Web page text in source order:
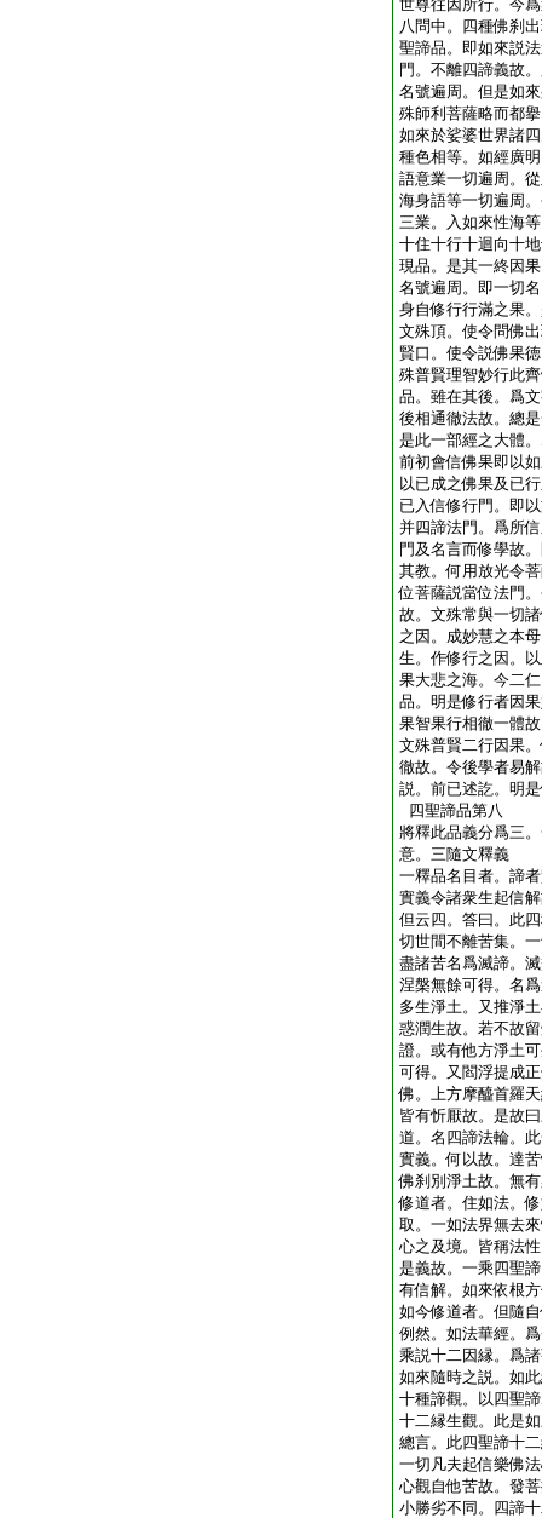
世尊往因所行。今
八問中。四種佛刹
聖諦品。即如來説
門。不離四諦義故
名號遍周。但是如
殊師利菩薩略而都
如來於娑婆世界諸
種色相等。如經廣
語意業一切遍周。
海身語等一切遍周
三業。入如來性海
十住十行十迴向十
現品。是其一終因
名號遍周。即一切
身自修行行滿之果
文殊頂。使令問佛
賢口。使令説佛果
殊普賢理智妙行此
品。雖在其後。爲
後相通徹法故。總
是此一部經之大體
前初會信佛果即以
以已成之佛果及已
已入信修行門。即
并四諦法門。爲所
門及名言而修學故
其教。何用放光令
位菩薩説當位法門
故。文殊常與一切
之因。成妙慧之本
生。作修行之因。
果大悲之海。今二
品。明是修行者因
果智果行相徹一體
文殊普賢二行因果
徹故。令後學者易
説。前已述訖。明
四聖諦品第八
將釋此品義分爲三
意。三隨文釋義
一釋品名目者。諦
實義令諸衆生起信
但云四。答曰。此
切世間不離苦集。
盡諸苦名爲滅諦。
涅槃無餘可得。名
多生淨土。又推淨
惑潤生故。若不故
證。或有他方淨土
可得。又閻浮提成
佛。上方摩醯首羅
皆有忻厭故。是故
道。名四諦法輪。
實義。何以故。達
佛刹別淨土故。無
修道者。住如法。
取。一如法界無去
心之及境。皆稱法
是義故。一乘四聖
有信解。如來依根
如今修道者。但隨
例然。如法華經。
乘説十二因縁。爲
如來隨時之説。如
十種諦觀。以四聖
十二縁生觀。此是
總言。此四聖諦十
一切凡夫起信樂佛
心觀自他苦故。發
小勝劣不同。四諦